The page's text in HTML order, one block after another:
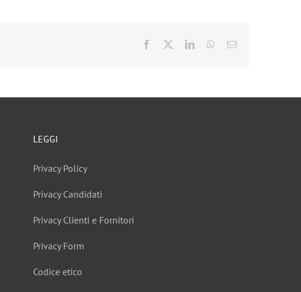
Facebook LinkedInWhatsApp
Email
LEGGI
Privacy Policy
Privacy Candidati
Privacy Clienti e Fornitori
Privacy Form
Codice etico